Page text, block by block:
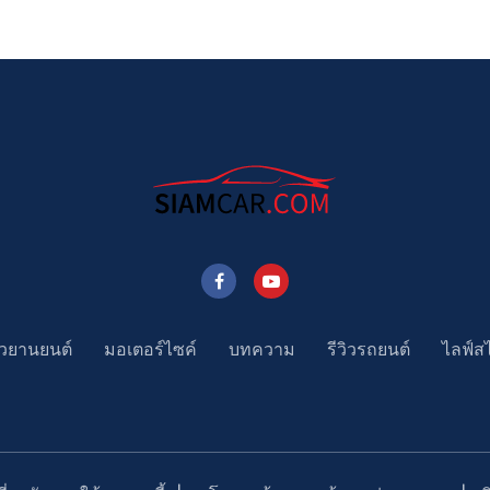
ยานยนต์ มอเตอร์ไซค์ บทความ รีวิวรถยนต์ ไลฟ์ส